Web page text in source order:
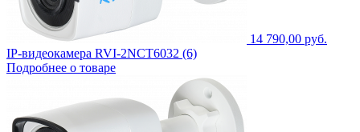
14 790,00 руб.
IP-видеокамера RVI-2NCT6032 (6)
Подробнее о товаре